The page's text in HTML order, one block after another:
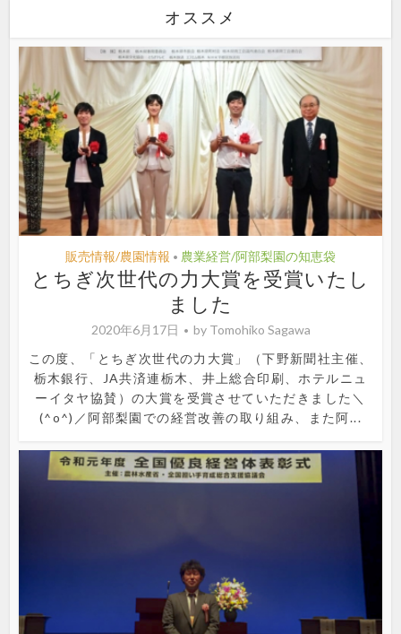
オススメ
販売情報/農園情報 • 農業経営/阿部梨園の知恵袋
とちぎ次世代の力大賞を受賞いたし
ました
2020年6月17日 by Tomohiko Sagawa
この度、「とちぎ次世代の力大賞」（下野新聞社主催、
栃木銀行、JA共済連栃木、井上総合印刷、ホテルニュ
ーイタヤ協賛）の大賞を受賞させていただきました＼
(^o^)／阿部梨園での経営改善の取り組み、また阿...